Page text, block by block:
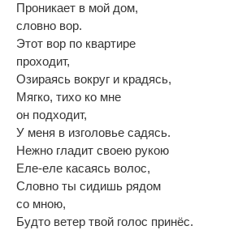
Проникает в мой дом,
словно вор.
Этот вор по квартире
проходит,
Озираясь вокруг и крадясь,
Мягко, тихо ко мне
он подходит,
У меня в изголовье садясь.
Нежно гладит своею рукою
Еле-еле касаясь волос,
Словно ты сидишь рядом
со мною,
Будто ветер твой голос принёс.